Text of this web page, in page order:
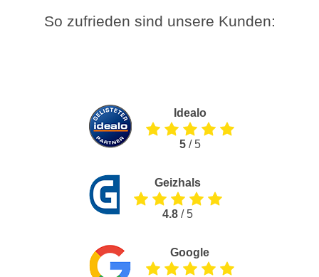
So zufrieden sind unsere Kunden:
Idealo
5/ 5
Geizhals
4.8 / 5
Google